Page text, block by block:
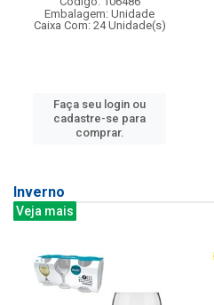
Embalagem: Unidade
Caixa Com: 24 Unidade(s)
Faça seu login ou
cadastre-se para
comprar.
Inverno
Veja mais